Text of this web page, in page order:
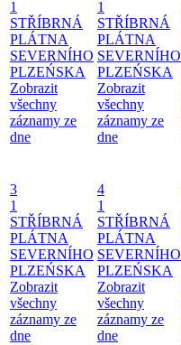
1
STŘÍBRNÁ
PLÁTNA
SEVERNÍHO
PLZEŃSKA
Zobrazit
všechny
záznamy ze
dne
1
STŘÍBRNÁ
PLÁTNA
SEVERNÍHO
PLZEŃSKA
Zobrazit
všechny
záznamy ze
dne
3
1
STŘÍBRNÁ
PLÁTNA
SEVERNÍHO
PLZEŃSKA
Zobrazit
všechny
záznamy ze
dne
4
1
STŘÍBRNÁ
PLÁTNA
SEVERNÍHO
PLZEŃSKA
Zobrazit
všechny
záznamy ze
dne